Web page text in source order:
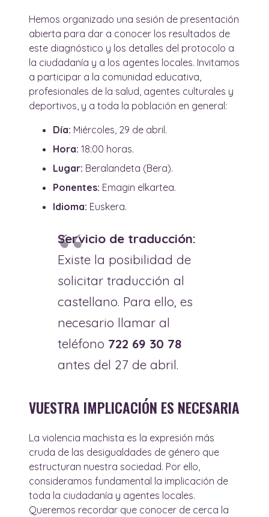
Hemos organizado una sesión de presentación
abierta para dar a conocer los resultados de
este diagnóstico y los detalles del protocolo a
la ciudadanía y a los agentes locales. Invitamos
a participar a la comunidad educativa,
profesionales de la salud, agentes culturales y
deportivos, y a toda la población en general:
Día: Miércoles, 29 de abril.
Hora: 18:00 horas.
Lugar: Beralandeta (Bera).
Ponentes: Emagin elkartea.
Idioma: Euskera.
Servicio de traducción:
Existe la posibilidad de
solicitar traducción al
castellano. Para ello, es
necesario llamar al
teléfono 722 69 30 78
antes del 27 de abril.
VUESTRA IMPLICACIÓN ES NECESARIA
La violencia machista es la expresión más
cruda de las desigualdades de género que
estructuran nuestra sociedad. Por ello,
consideramos fundamental la implicación de
toda la ciudadanía y agentes locales.
Queremos recordar que conocer de cerca la